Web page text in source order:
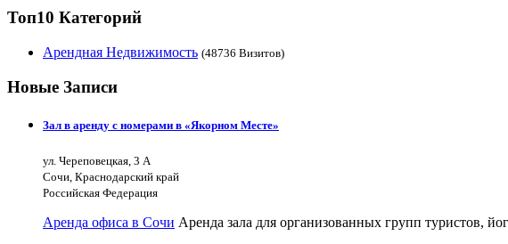
Топ10 Категорий
Арендная Недвижимость (48736 Визитов)
Новые Записи
Зал в аренду с номерами в «Якорном Месте»
ул. Череповецкая, 3 А
Сочи, Краснодарский край
Российская Федерация
Аренда офиса в Сочи Аренда зала для организованных групп туристов,